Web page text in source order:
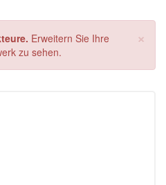
×
Erweitern Sie Ihre
zu sehen.